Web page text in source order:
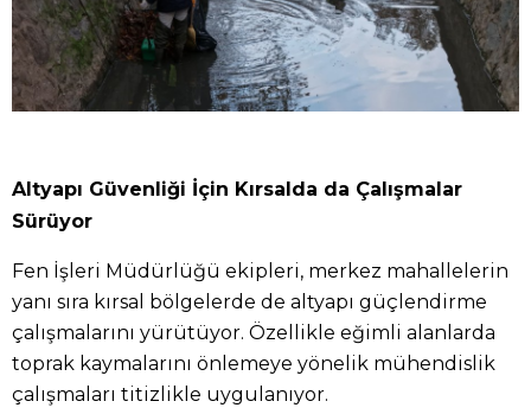
Altyapı Güvenliği İçin Kırsalda da Çalışmalar
Sürüyor
Fen İşleri Müdürlüğü ekipleri, merkez mahallelerin
yanı sıra kırsal bölgelerde de altyapı güçlendirme
çalışmalarını yürütüyor. Özellikle eğimli alanlarda
toprak kaymalarını önlemeye yönelik mühendislik
çalışmaları titizlikle uygulanıyor.